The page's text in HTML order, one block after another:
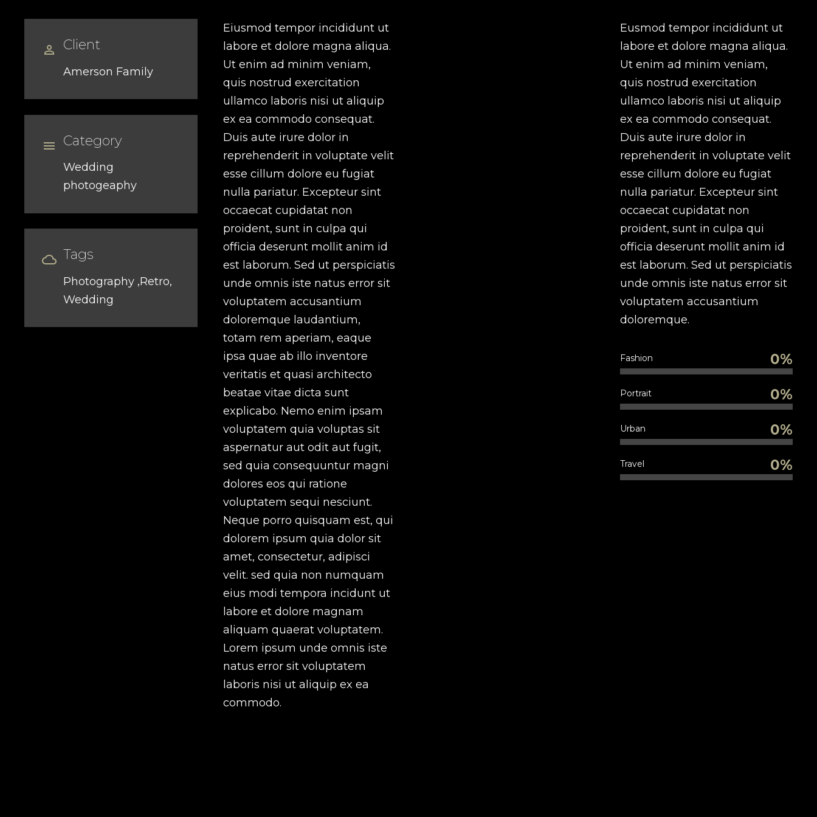

 Client
Amerson Family

 Category
Wedding
photogeaphy

 Tags
Photography ,Retro,
Wedding
Eiusmod tempor incididunt ut
labore et dolore magna aliqua.
Ut enim ad minim veniam,
quis nostrud exercitation
ullamco laboris nisi ut aliquip
ex ea commodo consequat.
Duis aute irure dolor in
reprehenderit in voluptate velit
esse cillum dolore eu fugiat
nulla pariatur. Excepteur sint
occaecat cupidatat non
proident, sunt in culpa qui
officia deserunt mollit anim id
est laborum. Sed ut perspiciatis
unde omnis iste natus error sit
voluptatem accusantium
doloremque laudantium,
totam rem aperiam, eaque
ipsa quae ab illo inventore
veritatis et quasi architecto
beatae vitae dicta sunt
explicabo. Nemo enim ipsam
voluptatem quia voluptas sit
aspernatur aut odit aut fugit,
sed quia consequuntur magni
dolores eos qui ratione
voluptatem sequi nesciunt.
Neque porro quisquam est, qui
dolorem ipsum quia dolor sit
amet, consectetur, adipisci
velit. sed quia non numquam
eius modi tempora incidunt ut
labore et dolore magnam
aliquam quaerat voluptatem.
Lorem ipsum unde omnis iste
natus error sit voluptatem
laboris nisi ut aliquip ex ea
commodo.
Eusmod tempor incididunt ut
labore et dolore magna aliqua.
Ut enim ad minim veniam,
quis nostrud exercitation
ullamco laboris nisi ut aliquip
ex ea commodo consequat.
Duis aute irure dolor in
reprehenderit in voluptate velit
esse cillum dolore eu fugiat
nulla pariatur. Excepteur sint
occaecat cupidatat non
proident, sunt in culpa qui
officia deserunt mollit anim id
est laborum. Sed ut perspiciatis
unde omnis iste natus error sit
voluptatem accusantium
doloremque.
Fashion 0%
Portrait 0%
Urban 0%
Travel 0%